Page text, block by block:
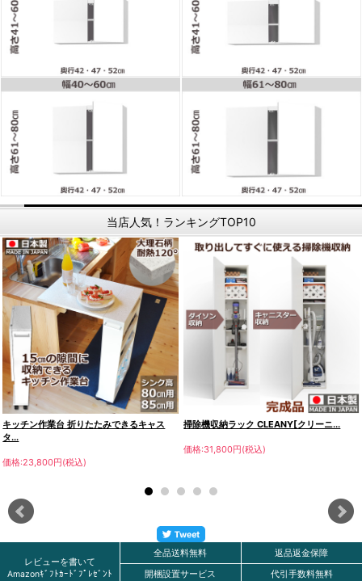
当店人気！ランキングTOP10
キッチン作業台 折りたたみできるキャス
タ...
価格:23,800円(税込)
掃除機収納ラック CLEANY[クリーニ...
価格:31,800円(税込)
レビューを書いて
Amazonｷﾞﾌﾄｶｰﾄﾞﾌﾟﾚｾﾞﾝﾄ
全品送料無料
開梱設置サービス
返品返金保障
代引手数料無料